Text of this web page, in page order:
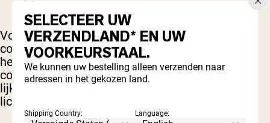
Volgens onderzoek wordt deze vorm van
collageen gemakkelijk opgenomen en kan het
helpen het collageengehalte te verhogen, terwijl
collageenrijke voedingsmiddelen geen verschil
lijken te maken in het totale collageen in je
lichaam.
SELECTEER UW
VERZENDLAND* EN UW
VOORKEURSTAAL.
We kunnen uw bestelling alleen verzenden naar
adressen in het gekozen land.
Shipping Country: Language: